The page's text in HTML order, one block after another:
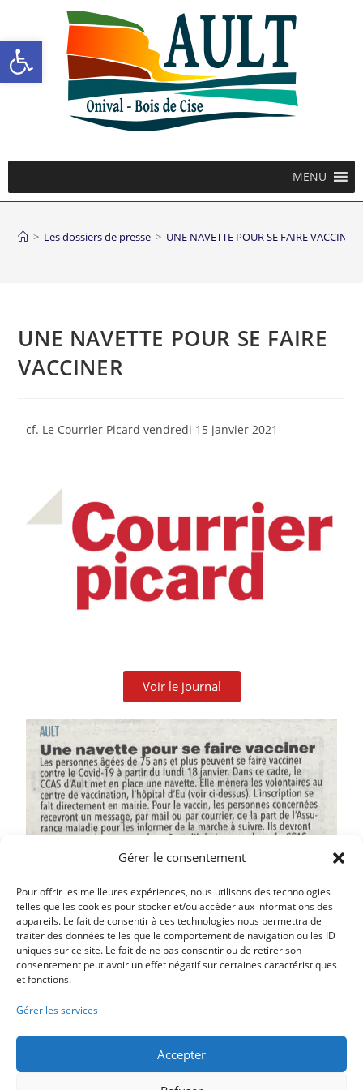
Ouvrir la barre d’outils
Gérer le consentement
Pour offrir les meilleures expériences, nous utilisons des technologies
telles que les cookies pour stocker et/ou accéder aux informations des
appareils. Le fait de consentir à ces technologies nous permettra de
traiter des données telles que le comportement de navigation ou les ID
uniques sur ce site. Le fait de ne pas consentir ou de retirer son
consentement peut avoir un effet négatif sur certaines caractéristiques
et fonctions.
Gérer les services
Accepter
MENU
> Les dossiers de presse > UNE NAVETTE POUR SE FAIRE VACCINER
UNE NAVETTE POUR SE FAIRE
VACCINER
cf. Le Courrier Picard vendredi 15 janvier 2021
Voir le journal
Article précédent
LA MAISON DES ASSOCIATIONS ACCUEILLE SES
PREMIERS PENSIONNAIRES